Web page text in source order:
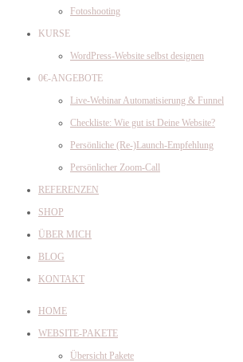
Fotoshooting
KURSE
WordPress-Website selbst designen
0€-ANGEBOTE
Live-Webinar Automatisierung & Funnel
Checkliste: Wie gut ist Deine Website?
Persönliche (Re-)Launch-Empfehlung
Persönlicher Zoom-Call
REFERENZEN
SHOP
ÜBER MICH
BLOG
KONTAKT
HOME
WEBSITE-PAKETE
Übersicht Pakete